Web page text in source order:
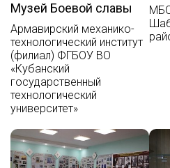
Музей Боевой славы
Армавирский механико-
технологический институт
(филиал) ФГБОУ ВО
«Кубанский
государственный
технологический
университет»